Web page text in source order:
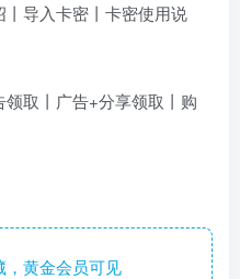
导入卡密丨卡密使用说
取丨广告+分享领取丨购
黄金会员可见